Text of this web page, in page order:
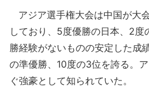
アジア選手権大会は中国が大
しており、5度優勝の日本、2度
勝経験がないものの安定した成
の準優勝、10度の3位を誇る。
ぐ強豪として知られていた。